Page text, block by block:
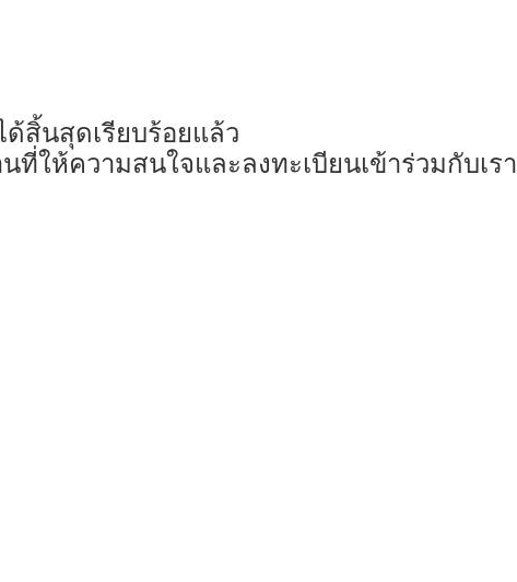
ด้สิ้นสุดเรียบร้อยแล้ว
ห้ความสนใจและลงทะเบียนเข้าร่วมกับเรา